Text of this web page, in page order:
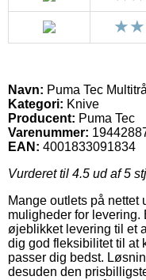
Navn: Puma Tec
Kategori: Knive
Producent: Puma Tec
Varenummer:
EAN: 4001833091834
Vurderet til 4.5 ud af 5
Mange outlets på
muligheder for
øjeblikket levering til et
dig god fleksibilitet til at
passer dig bedst.
desuden den